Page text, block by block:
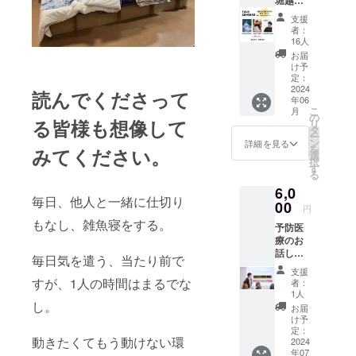
読んでくださって
る皆様も想像して
みてください。
毎日、他人と一緒に仕切り
もなし、雑魚寝をする。
毎日気を遣う、当たり前で
すが、1人の時間はまるでな
し。
動きたくてもう動けない環
習する
今実際
に抱え
ている
モヤモ
ヤを解
決する
ヒント
が得ら
れる 瞑
ロのガ
イドに
深い瞑
想を体
験でき
る ・実
施概
要 90
分×１回
・日
時
2024年
６月19
日
20:00-
21:30
掲載〉
患者さ
んの主
観を擬
似体感
出来
る、初
の単
著！
「脳卒
だった
理学療
い、本
当のこ
と」 日
経BPに
取材さ
れまし
た テレ
ビ東京
「生き
るを伝
える」
大人の
文化
医学で
すが、
たくさ
んの選
択肢か
らその
子に
あった
医療を
選択で
うに豊
富な治
ていた
だけま
す。 例
えば、
副作用
の少な
い東洋
医学(漢
方薬)や
ドイツ
自然療
法(ホモ
トキシ
か「超
簡単！
おしゃ
べり起
業︎の教
科書」
(KADO
KAWA)
をベー
スとし
たセミ
ナーで
親、
KADOK
AWAの
超イン
フルエ
ンサー
伊藤直
樹 編集
長が、
本著は
ライブ
コマー
スの指
本当に
欲する
ものが
わか
り、流
れに
乗って
頑張ら
なくて
もラク
に楽し
になる
ための
TIPS
を、経
営19
年・10
万人以
上の女
性たち
に影響
を与え
てき
た、15
仁四角
大輔
対談セ
ミナー
【自由
であり
続ける
ため
に、捨
てるべ
きこ
と、捨
てては
いこ
と】 四
角大輔
作家／
森の生
活者／
環境保
護アン
バサ
ダー
ニュー
ジーラ
ンド湖
支援
者：
16人
お届
け予
定：
2024
年06
月
詳細を見る
こ
の
リ
タ
ー
ン
を
選
択
す
る
6,0
00 円
予防医
療のお
話し会
（特別
アーカ
イブ映
像） ・
収録時
間 120
分 ・提
支援
者：
1人
お届
け予
定：
2024
年07